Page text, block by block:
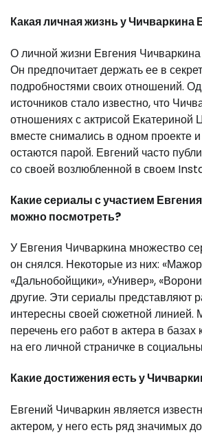
Какая личная жизнь у Чичваркина
О личной жизни Евгения Чичваркина
Он предпочитает держать ее в
подробностями своих отношений.
источников стало известно, что
отношениях с актрисой Екатериной
вместе снимались в одном проекте
остаются парой. Евгений часто
со своей возлюбленной в своем
Какие сериалы с участием
можно посмотреть?
У Евгения Чичваркина множество
он снялся. Некоторые из них:
«Дальнобойщики», «Универ»,
другие. Эти сериалы представляют
интересны своей сюжетной линией.
перечень его работ в актера в
на его личной страничке в
Какие достижения есть у
Евгений Чичваркин является
актером, у него есть ряд значимых